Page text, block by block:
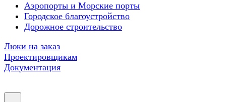
Аэропорты и Морские порты
Городское благоустройство
Дорожное строительство
Люки на заказ
Проектировщикам
Документация